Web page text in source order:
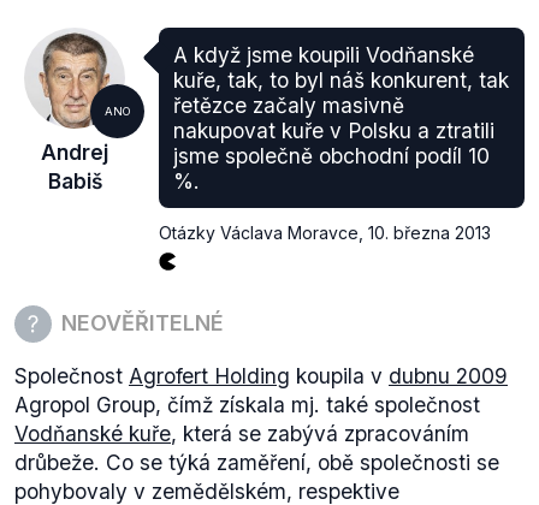
v uváděném počtu prodejen protiřečí. Pro zjištění
přesného počtu prodejen Albert, které Penam
Andreje Babiše ztratil, bychom potřebovali ještě
nějaké jiné vyjádření, než dvě různá tvrzení Andreje
Babiše. Oslovili jsme tedy společnost AHOLD Czech
Republic, a.s. podle jejich případného vyjádření
upravíme hodnocení, které zatím necháváme jako
ANO
Andrej
Babiš
A když jsme koupili Vodňanské
kuře, tak, to byl náš konkurent, tak
řetězce začaly masivně
nakupovat kuře v Polsku a ztratili
jsme společně obchodní podíl 10
%.
Otázky Václava Moravce 10. března 2013
NEOVĚŘITELNÉ
Společnost Agrofert Holding koupila v dubnu 2009
Agropol Group, čímž získala mj. také společnost
Vodňanské kuře, která se zabývá zpracováním
drůbeže. Co se týká zaměření, obě společnosti se
pohybovaly v zemědělském, respektive